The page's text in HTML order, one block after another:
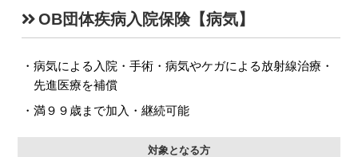
OB団体疾病入院保険【病気】
病気による入院・手術・病気やケガによる放射線治療・
先進医療を補償
満９９歳まで加入・継続可能
対象となる方